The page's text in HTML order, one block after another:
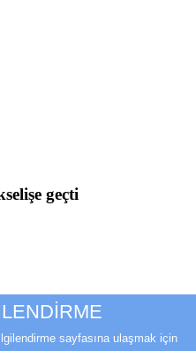
geçti
sayfasına ulaşmak için